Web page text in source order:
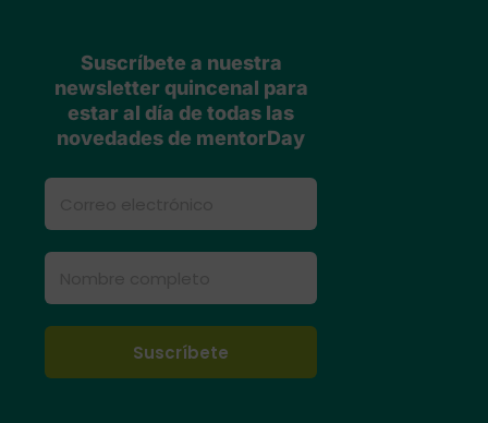
Suscríbete a nuestra
newsletter quincenal para
estar al día de todas las
novedades de mentorDay